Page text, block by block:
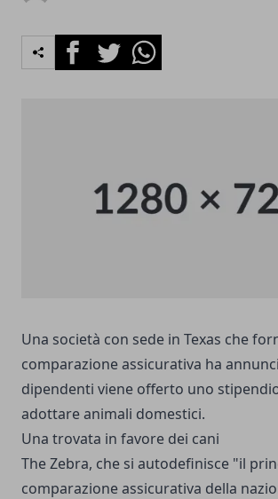
FacebookTwitterWhatsapp
Una società con sede in Texas che
comparazione assicurativa ha
dipendenti viene offerto uno
adottare animali domestici.
Una trovata in favore dei cani
The Zebra, che si autodefinisce "il
comparazione assicurativa della